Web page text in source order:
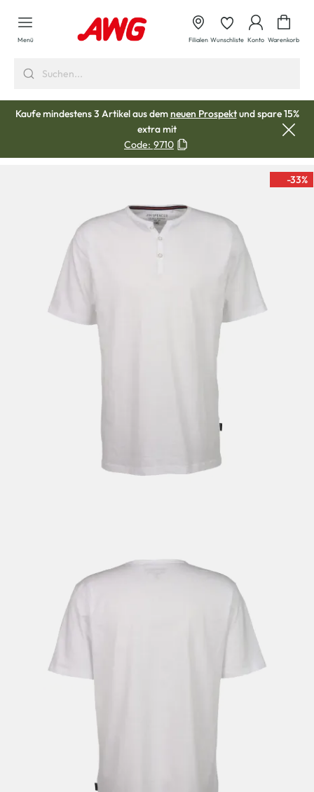
springen
Menü Filialen Wunschliste Konto Warenkorb
Kaufe mindestens 3 Artikel aus demneuen Prospektund spare 15%
extra mit
Code: 9710
-33%